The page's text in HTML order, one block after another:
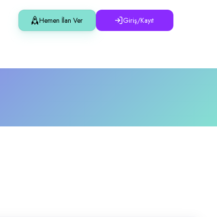
Hemen İlan Ver Giriş/Kayıt